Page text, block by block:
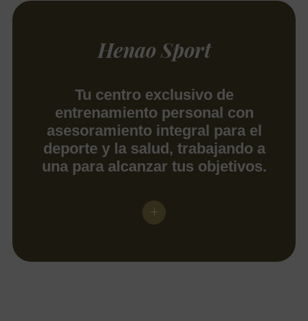
Henao Sport
Tu centro exclusivo de
entrenamiento personal con
asesoramiento integral para el
deporte y la salud, trabajando a
una para alcanzar tus objetivos.